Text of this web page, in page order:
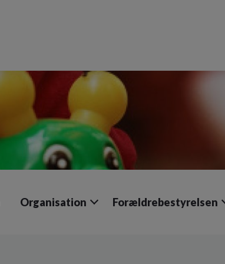
Organisation Forældrebestyrelsen